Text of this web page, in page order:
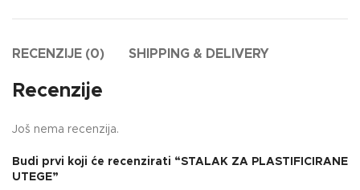
RECENZIJE (0) SHIPPING & DELIVERY
Recenzije
Još nema recenzija.
Budi prvi koji će recenzirati “STALAK ZA PLASTIFICIRANE
UTEGE”